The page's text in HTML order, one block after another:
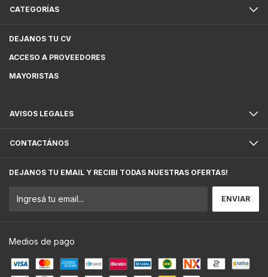
CATEGORÍAS
DEJANOS TU CV
ACCESO A PROVEEDORES
MAYORISTAS
AVISOS LEGALES
CONTACTÁNOS
DEJANOS TU EMAIL Y RECIBI TODAS NUESTRAS OFERTAS!
Medios de pago